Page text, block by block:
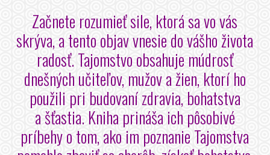
Začnete rozumieť sile, ktorá sa vo vás
skrýva, a tento objav vnesie do vášho života
radosť. Tajomstvo obsahuje múdrosť
dnešných učiteľov, mužov a žien, ktorí ho
použili pri budovaní zdravia, bohatstva
a šťastia. Kniha prináša ich pôsobivé
príbehy o tom, ako im poznanie Tajomstva